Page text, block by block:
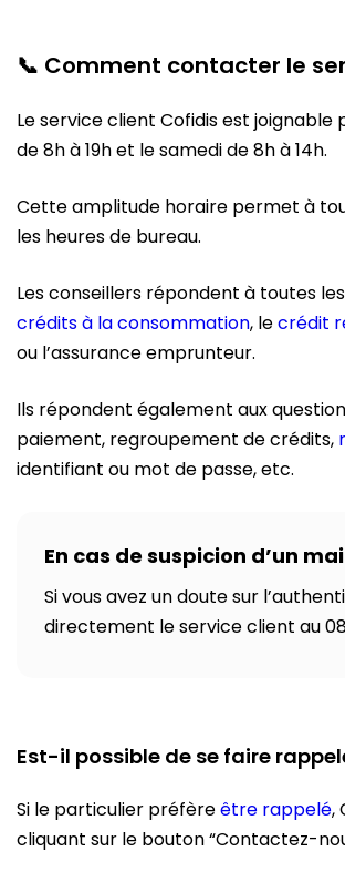
📞 Comment contacter le
Le service client Cofidis est joignable
de 8h à 19h et le samedi de 8h à 14h.
Cette amplitude horaire permet à
les heures de bureau.
Les conseillers répondent à toutes
crédits à la consommation, lecrédit
ou l’assurance emprunteur.
Ils répondent également aux
paiement, regroupement de crédits,
identifiant ou mot de passe, etc.
En cas de suspicion d’un
Si vous avez un doute sur
directement le service client au 08
Est-il possible de se faire
Si le particulier préfèreêtre rappelé,
cliquant sur le bouton “Contactez-